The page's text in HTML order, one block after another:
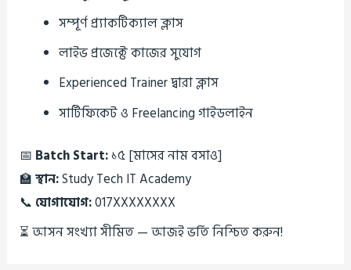
সম্পূর্ণ প্র্যাকটিক্যাল ক্লাস
লাইভ প্রজেক্টে কাজের সুযোগ
Experienced Trainer দ্বারা ক্লাস
সার্টিফিকেট ও Freelancing গাইডলাইন
📅 Batch Start:১৫ [মাসের নাম বসাও]
🏫স্থান:Study Tech IT Academy
📞 যোগাযোগ:017XXXXXXXX
⏳ আসন সংখ্যা সীমিত — আজই ভর্তি নিশ্চিত করুন!